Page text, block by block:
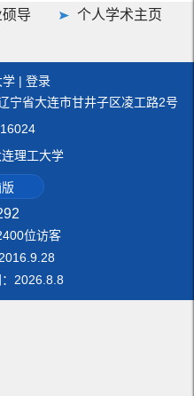
硕导 个人学术主页
学 | 登录
宁省大连市甘井子区凌工路2号
理工大学
位访客
2016 9 28
2026 8 8